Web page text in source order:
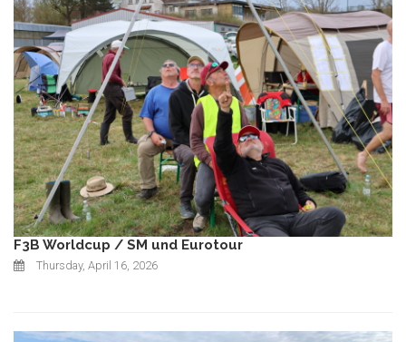
F3B Worldcup / SM und Eurotour
Thursday, April 16, 2026